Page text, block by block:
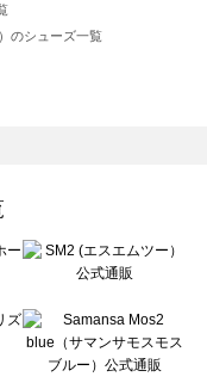
のシューズ一覧
スモス）のシューズ一覧
ューズ一覧
覧